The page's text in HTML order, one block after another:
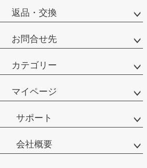
返品・交換
お問合せ先
カテゴリー
マイページ
サポート
会社概要